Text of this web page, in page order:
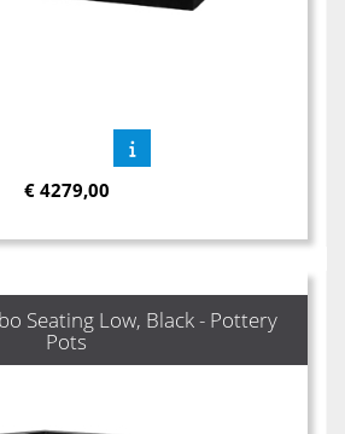
€ 4279,00
Seating Low, Black - Pottery
Pots